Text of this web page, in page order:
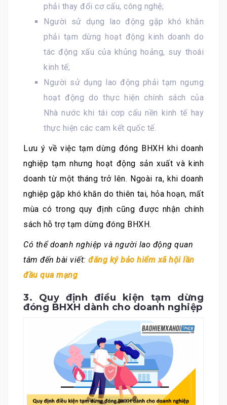
phải thay đổi cơ cấu, công nghệ;
Người sử dụng lao động gặp khó khăn
phải tạm dừng hoạt động kinh doanh do
tác động xấu của khủng hoảng, suy thoái
kinh tế;
Người sử dụng lao động phải tạm ngưng
hoạt động do thực hiện chính sách của
Nhà nước khi tái cơp cấu nền kinh tế hay
thực hiện các cam kết quốc tế.
Lưu ý về việc tạm dừng đóng BHXH khi doanh
nghiệp tạm nhưng hoạt động sản xuất và kinh
doanh từ một tháng trở lên. Ngoài ra, khi doanh
nghiệp gặp khó khăn do thiên tai, hỏa hoạn, mất
mùa có trong quy định cũng được nhận chính
sách hỗ trợ tạm dừng đóng BHXH.
Có thể doanh nghiệp và người lao động quan
tâm đến bài viết: đăng ký bảo hiểm xã hội lần
đầu qua mạng
3. Quy định điều kiện tạm dừng
đóng BHXH dành cho doanh nghiệp